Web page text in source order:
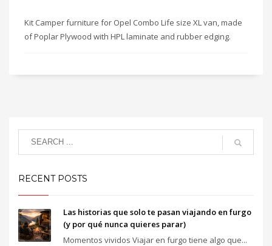
Kit Camper furniture for Opel Combo Life size XL van, made
of Poplar Plywood with HPL laminate and rubber edging.
RECENT POSTS
Las historias que solo te pasan viajando en furgo
(y por qué nunca quieres parar)
Momentos vividos Viajar en furgo tiene algo que...